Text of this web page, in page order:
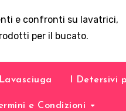
e confronti su lavatrici,
per il bucato.
I Detersivi
e Condizioni